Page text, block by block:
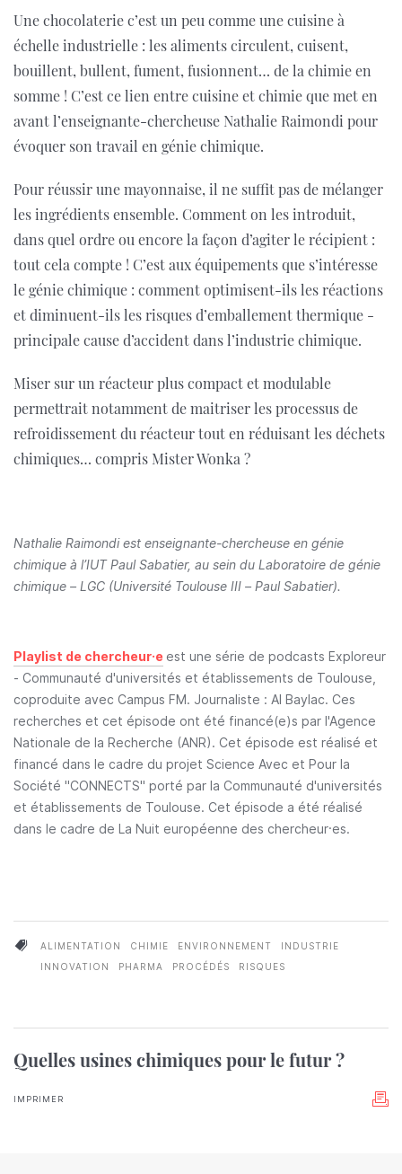
Une chocolaterie c’est un peu comme une cuisine à
échelle industrielle : les aliments circulent, cuisent,
bouillent, bullent, fument, fusionnent… de la chimie en
somme ! C’est ce lien entre cuisine et chimie que met en
avant l’enseignante-chercheuse Nathalie Raimondi pour
évoquer son travail en génie chimique.
Pour réussir une mayonnaise, il ne suffit pas de mélanger
les ingrédients ensemble. Comment on les introduit,
dans quel ordre ou encore la façon d’agiter le récipient :
tout cela compte ! C’est aux équipements que s’intéresse
le génie chimique : comment optimisent-ils les réactions
et diminuent-ils les risques d’emballement thermique -
principale cause d’accident dans l’industrie chimique.
Miser sur un réacteur plus compact et modulable
permettrait notamment de maitriser les processus de
refroidissement du réacteur tout en réduisant les déchets
chimiques… compris Mister Wonka ?
Nathalie Raimondi est enseignante-chercheuse en génie
chimique à l’IUT Paul Sabatier, au sein du Laboratoire de génie
chimique – LGC (Université Toulouse III – Paul Sabatier).
Playlist de chercheur·e est une série de podcasts Exploreur
- Communauté d'universités et établissements de Toulouse,
coproduite avec Campus FM. Journaliste : Al Baylac. Ces
recherches et cet épisode ont été financé(e)s par l'Agence
Nationale de la Recherche (ANR). Cet épisode est réalisé et
financé dans le cadre du projet Science Avec et Pour la
Société "CONNECTS" porté par la Communauté d'universités
et établissements de Toulouse. Cet épisode a été réalisé
dans le cadre de La Nuit européenne des chercheur·es.
ALIMENTATION CHIMIE ENVIRONNEMENT
INDUSTRIE
INNOVATION
PHARMA PROCÉDÉS RISQUES
Quelles usines chimiques pour le futur ?
IMPRIMER